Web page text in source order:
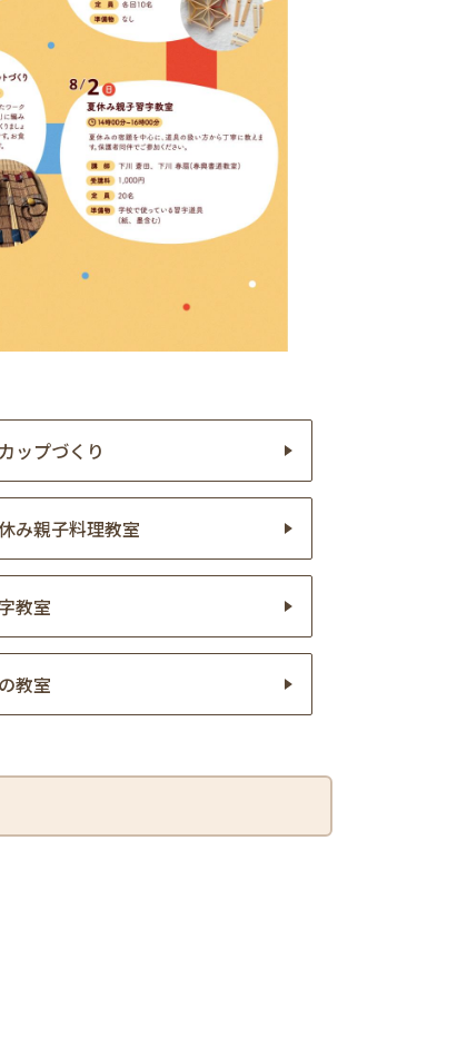
ップづくり
み親子料理教室
教室
教室